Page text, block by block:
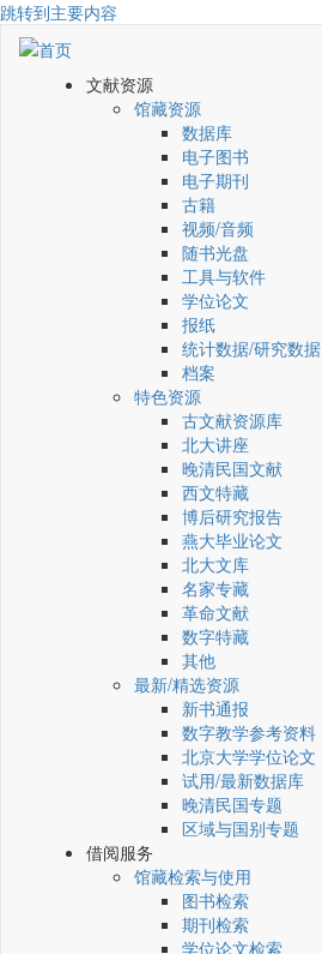
跳转到主要内容
文献资源
馆藏资源
数据库
电子图书
电子期刊
古籍
视频/音频
随书光盘
工具与软件
学位论文
报纸
统计数据/研究数据
档案
特色资源
古文献资源库
北大讲座
晚清民国文献
西文特藏
博后研究报告
燕大毕业论文
北大文库
名家专藏
革命文献
数字特藏
其他
最新/精选资源
新书通报
数字教学参考资料
北京大学学位论文
试用/最新数据库
晚清民国专题
区域与国别专题
借阅服务
馆藏检索与使用
图书检索
期刊检索
学位论文检索